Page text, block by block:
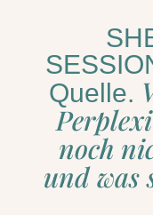
Quelle.
noch
und was